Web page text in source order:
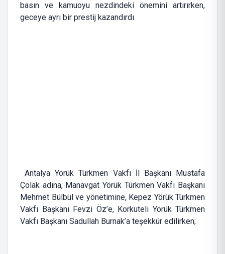
basın ve kamuoyu nezdindeki önemini artırırken,
geceye ayrı bir prestij kazandırdı.
Antalya Yörük Türkmen Vakfı İl Başkanı Mustafa
Çolak adına, Manavgat Yörük Türkmen Vakfı Başkanı
Mehmet Bülbül ve yönetimine, Kepez Yörük Türkmen
Vakfı Başkanı Fevzi Öz’e, Korkuteli Yörük Türkmen
Vakfı Başkanı Sadullah Burnak’a teşekkür edilirken;